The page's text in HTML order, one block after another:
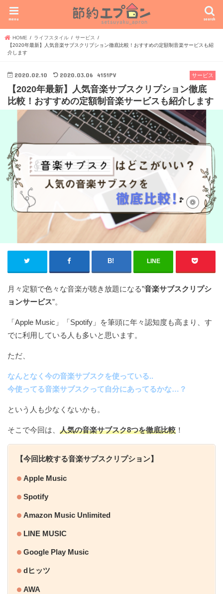
search
menu
HOME ライフスタイル
サービス
【2020年最新】人気音楽サブスクリプション徹底比較！おすすめの定額制音楽サービスも紹
介します
サービス
2020.02.10 2020.03.06 4151PV
【2020年最新】人気音楽サブスクリプション徹底
比較！おすすめの定額制音楽サービスも紹介します
LINE
月々定額で色々な音楽が聴き放題になる”音楽サブスクリプシ
ョンサービス”。
「Apple Music」「Spotify」を筆頭に年々認知度も高まり、す
でに利用している人も多いと思います。
ただ、
なんとなく今の音楽サブスクを使っている..
今使ってる音楽サブスクって自分にあってるかな…？
という人も少なくないかも。
そこで今回は、人気の音楽サブスク8つを徹底比較 ！
【今回比較する音楽サブスクリプション】
Apple Music
Spotify
Amazon Music Unlimited
LINE MUSIC
Google Play Music
dヒッツ
AWA